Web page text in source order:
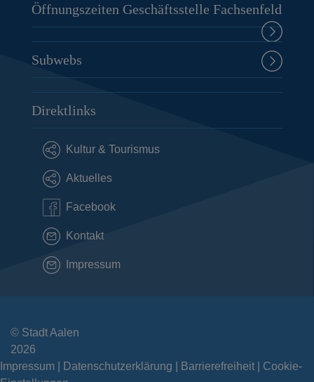
Öffnungszeiten Geschäftsstelle Fachsenfeld
Subwebs
Direktlinks
Kultur & Tourismus
Aktuelles
Facebook
Kontakt
Impressum
© Stadt Aalen
2026
Impressum
Datenschutzerklärung Barrierefreiheit
Cookie-